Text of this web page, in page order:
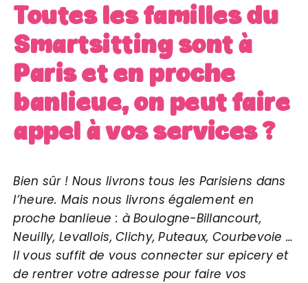
Toutes les familles du
Smartsitting sont à
Paris et en proche
banlieue, on peut faire
appel à vos services ?
Bien sûr ! Nous livrons tous les Parisiens dans
l’heure. Mais nous livrons également en
proche banlieue : à Boulogne-Billancourt,
Neuilly, Levallois, Clichy, Puteaux, Courbevoie …
Il vous suffit de vous connecter sur epicery et
de rentrer votre adresse pour faire vos